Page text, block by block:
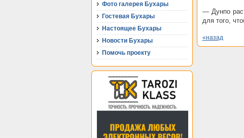
Фото галерея Бухары
Гостевая Бухары
Настоящее Бухары
Новости Бухары
Помочь проекту
— Дунпо
для того,
«назад